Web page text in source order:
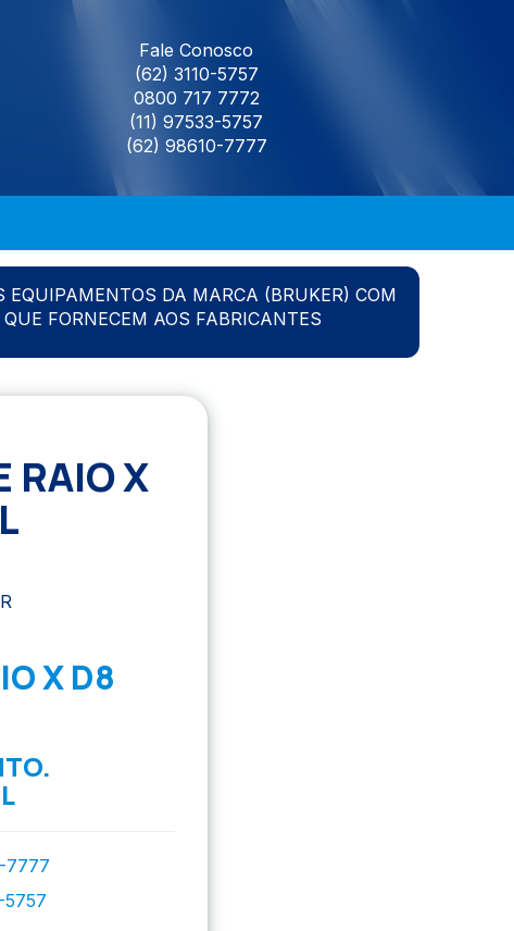
Fale Conosco
(62) 3110-5757
0800 717 7772
(11) 97533-5757
(62) 98610-7777
DA MARCA (BRUKER) COM
FORNECEM AOS FABRICANTES
RAIO X
X D8
7777
5757